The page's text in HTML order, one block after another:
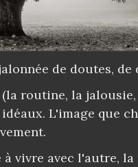
de doutes,
routine, la
idéaux. L'image que
à vivre avec l'autre,